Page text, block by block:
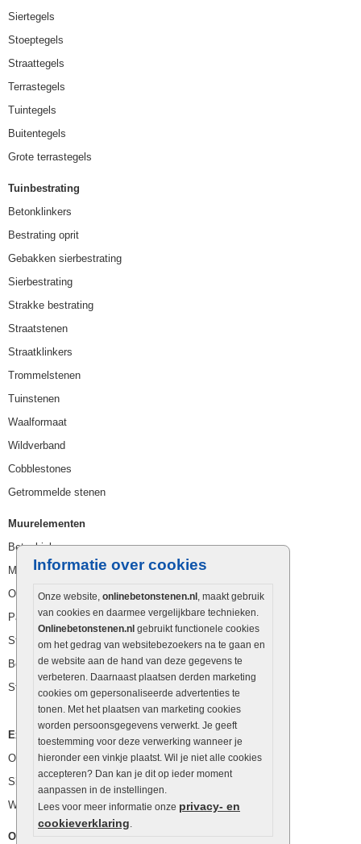
Informatie over cookies
Onze website, onlinebetonstenen.nl , maakt gebruik
van cookies en daarmee vergelijkbare technieken.
Onlinebetonstenen.nl gebruikt functionele cookies
om het gedrag van websitebezoekers na te gaan en
de website aan de hand van deze gegevens te
verbeteren. Daarnaast plaatsen derden marketing
cookies om gepersonaliseerde advertenties te
tonen. Met het plaatsen van marketing cookies
worden persoonsgegevens verwerkt. Je geeft
toestemming voor deze verwerking wanneer je
hieronder een vinkje plaatst. Wil je niet alle cookies
accepteren? Dan kan je dit op ieder moment
aanpassen in de instellingen.
Lees voor meer informatie onze privacy- en
cookieverklaring
Siertegels
Stoeptegels
Straattegels
Terrastegels
Tuintegels
Buitentegels
Grote terrastegels
Tuinbestrating
Betonklinkers
Bestrating oprit
Gebakken sierbestrating
Sierbestrating
Strakke bestrating
Straatstenen
Straatklinkers
Trommelstenen
Tuinstenen
Waalformaat
Wildverband
Cobblestones
Getrommelde stenen
Muurelementen
Betonbielzen
Muurstenen
Opsluitbanden
Palissaden
Stapelblokken
Betonblokken
Stapelstenen
Extra benodigdheden
Ophoogzand
Siergrind en siersplit
Waterafvoer
Overig